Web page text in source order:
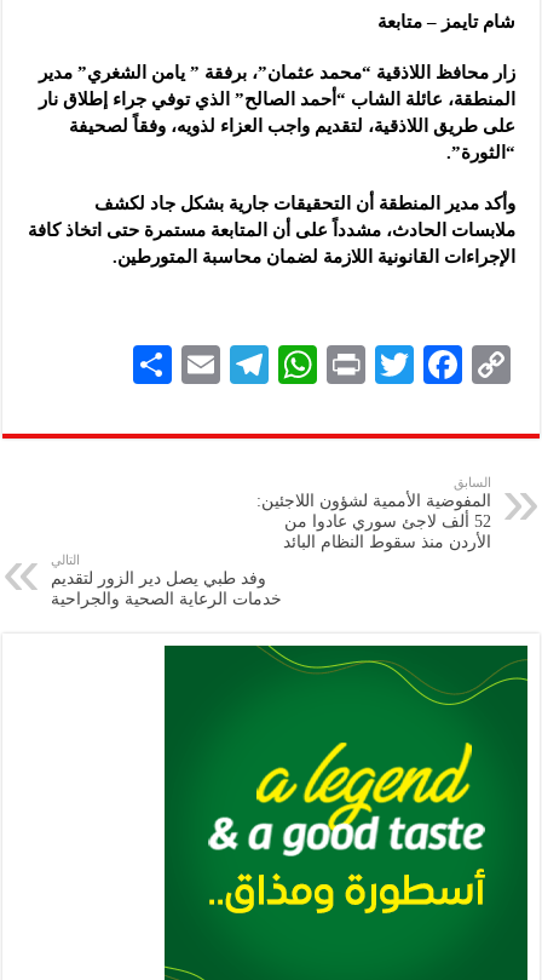
شام تايمز – متابعة
زار محافظ اللاذقية “محمد عثمان”، برفقة ” يامن الشغري” مدير
المنطقة، عائلة الشاب “أحمد الصالح” الذي توفي جراء إطلاق نار
على طريق اللاذقية، لتقديم واجب العزاء لذويه، وفقاً لصحيفة
“الثورة”.
وأكد مدير المنطقة أن التحقيقات جارية بشكل جاد لكشف
ملابسات الحادث، مشدداً على أن المتابعة مستمرة حتى اتخاذ كافة
الإجراءات القانونية اللازمة لضمان محاسبة المتورطين.
C
p
y
Li
n
F
eb
oo
k
T
tt
P
nt
W
at
A
p
Te
gr
E
ai
ar
السابق
المفوضية الأممية لشؤون اللاجئين:
52 ألف لاجئ سوري عادوا من
الأردن منذ سقوط النظام البائد
التالي
وفد طبي يصل دير الزور لتقديم
خدمات الرعاية الصحية والجراحية